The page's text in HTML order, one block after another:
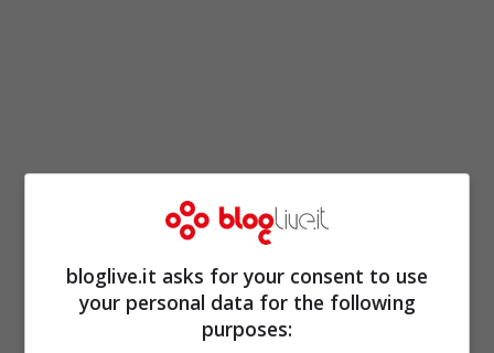
bloglive.it asks for your consent to use
your personal data for the following
purposes: